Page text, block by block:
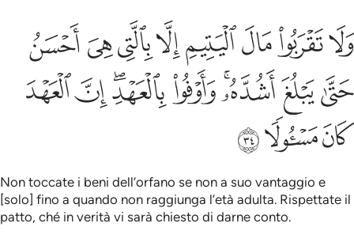
ولا تقربوا مال اليتيم الا بالتي هي احسن حتى يبلغ اشده واوفوا بالعهد ان
وَلَا تَقْرَبُوا۟ مَالَ ٱلْيَتِيمِ إِلَّا بِٱلَّتِى هِىَ أَحْسَنُ حَتَّىٰ يَبْلُغَ أَشُدَّهُۥ
ﲝﲞﲟﲠﲡﲢﲣﲤ
ﲥﲦﲧﲨﲩﲪﲫﲬﲭ
ﲮﲯﲰ
Non toccate i beni dell’orfano se non a suo vantaggio e
[solo] fino a quando non raggiunga l’età adulta. Rispettate il
patto, ché in verità vi sarà chiesto di darne conto.